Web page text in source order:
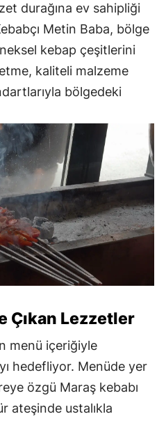
durağına ev sahipliği
Metin Baba, bölge
kebap çeşitlerini
kaliteli malzeme
bölgedeki
Çıkan Lezzetler
menü içeriğiyle
hedefliyor. Menüde yer
özgü Maraş kebabı
ateşinde ustalıkla